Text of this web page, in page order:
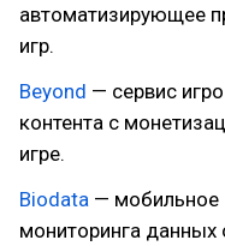
автоматизирующее
игр.
Beyond — сервис
контента с
игре.
Biodata — мобильное
мониторинга данных